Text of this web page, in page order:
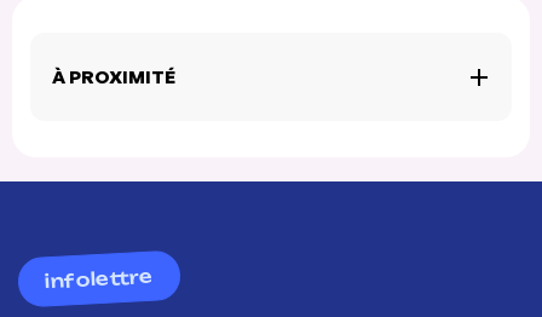
À PROXIMITÉ
infolettre